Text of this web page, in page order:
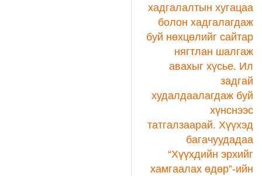
хадгалалтын хугацаа
болон хадгалагдаж
буй нөхцөлийг сайтар
нягтлан шалгаж
авахыг хүсье. Ил
задгай
худалдаалагдаж буй
хүнснээс
татгалзаарай. Хүүхэд
багачуудадаа
“Хүүхдийн эрхийг
хамгаалах өдөр”-ийн